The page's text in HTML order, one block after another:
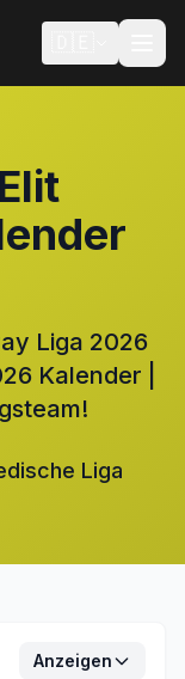
Liga 2026
Kalender |
Liga
Anzeigen